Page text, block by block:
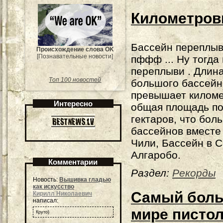
Происхождение слова OK
[Познавательные новости]
Топ 100 новостей
Интересно
Комментарии
Новость: Вышивка гладью
как искусство
Кирилл Николаевич
написал:
Круто)
Бассейн
пффф ... Ну тогда
переплыви .
большого
превышает
общая площадь
гектаров, что
бассейнов
Чили, Бассейн в
Алгаробо.
Раздел: Рекорды
Самый
мире